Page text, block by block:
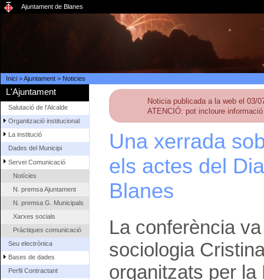
Ajuntament de Blanes
Inici>Ajuntament> Noticies
L'Ajuntament
Salutació de l'Alcalde
Organització institucional
La institució
Dades del Municipi
Servei Comunicació
Notícies
N. premsa Ajuntament
N. premsa G. Municipals
Xarxes socials
Pràctiques comunicació
Seu electrònica
Bases de dades
Perfil Contractant
Noticia publicada a la web el 03/
ATENCIÓ: pot incloure
Una xerrada
els actes del
Blanes
La conferència
sociologia
organitzats per la